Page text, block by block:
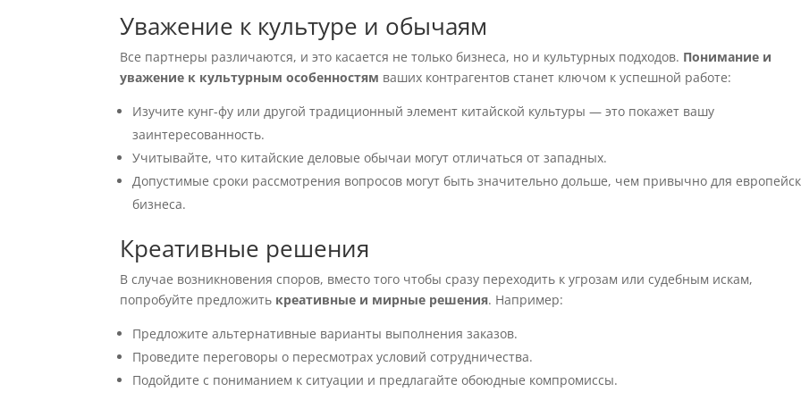
Уважение к культуре и обычаям
Все партнеры различаются, и это касается не только бизнеса, но и культурных подходов. Понимание и
уважение к культурным особенностям ваших контрагентов станет ключом к успешной работе:
Изучите кунг-фу или другой традиционный элемент китайской культуры — это покажет вашу
заинтересованность.
Учитывайте, что китайские деловые обычаи могут отличаться от западных.
Допустимые сроки рассмотрения вопросов могут быть значительно дольше, чем привычно для
бизнеса.
Креативные решения
В случае возникновения споров, вместо того чтобы сразу переходить к угрозам или судебным искам,
попробуйте предложить креативные и мирные решения. Например:
Предложите альтернативные варианты выполнения заказов.
Проведите переговоры о пересмотрах условий сотрудничества.
Подойдите с пониманием к ситуации и предлагайте обоюдные компромиссы.